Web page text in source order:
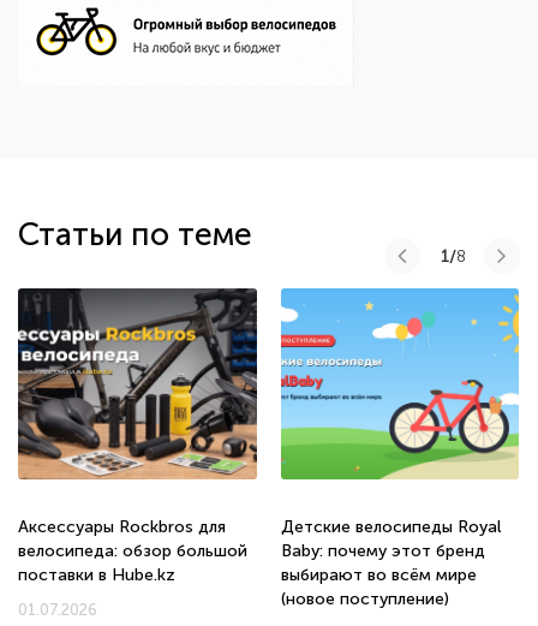
Статьи по теме
Аксессуары Rockbros для
велосипеда: обзор большой
поставки в Hube.kz
01.07.2026
Детские велосипеды Royal
Baby: почему этот бренд
выбирают во всём мире
(новое поступление)
1/8